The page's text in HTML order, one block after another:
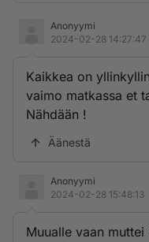
Anonyymi
2024-02-28 14:27:47
Kaikkea on
vaimo matkassa et
Nähdään !
Äänestä
Anonyymi
2024-02-28 15:48:13
Muualle vaan